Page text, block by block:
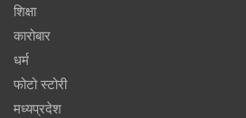
शिक्षा
कारोबार
धर्म
फोटो स्टोरी
मध्यप्रदेश